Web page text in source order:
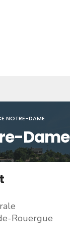
NOTRE-DAME
Dame
Rouergue